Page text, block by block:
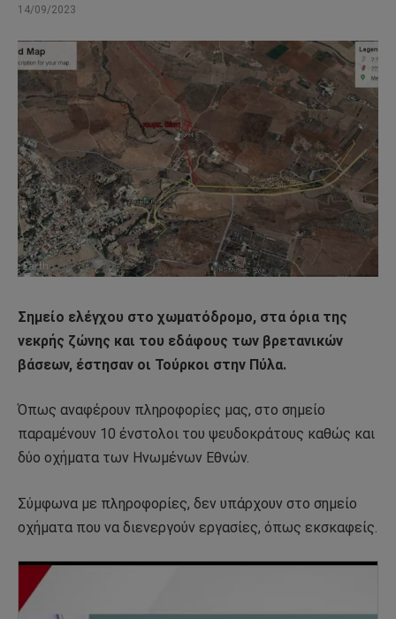
14/09/2023
Σημείο ελέγχου στο χωματόδρομο, στα όρια της
νεκρής ζώνης και του εδάφους των βρετανικών
βάσεων, έστησαν οι Τούρκοι στην Πύλα.
Όπως αναφέρουν πληροφορίες μας, στο σημείο
παραμένουν 10 ένστολοι του ψευδοκράτους καθώς και
δύο οχήματα των Ηνωμένων Εθνών.
Σύμφωνα με πληροφορίες, δεν υπάρχουν στο σημείο
οχήματα που να διενεργούν εργασίες, όπως εκσκαφείς.